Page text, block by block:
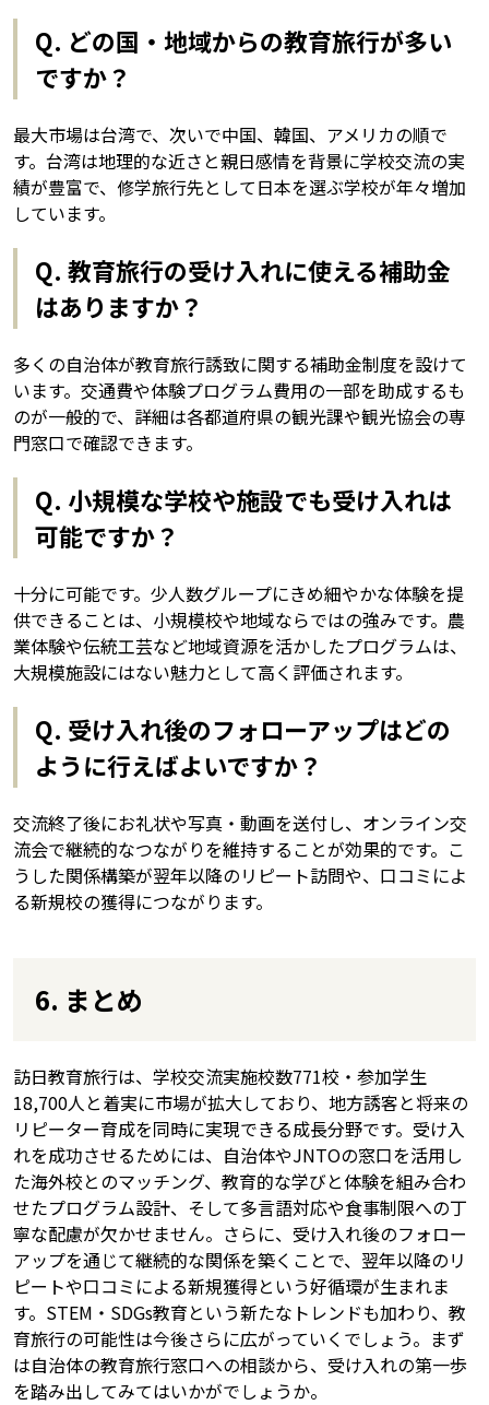
Q. どの国・地域からの教育旅行が多い
ですか？
最大市場は台湾で、次いで中国、韓国、アメリカの順で
す。台湾は地理的な近さと親日感情を背景に学校交流の実
績が豊富で、修学旅行先として日本を選ぶ学校が年々増加
しています。
Q. 教育旅行の受け入れに使える補助金
はありますか？
多くの自治体が教育旅行誘致に関する補助金制度を設けて
います。交通費や体験プログラム費用の一部を助成するも
のが一般的で、詳細は各都道府県の観光課や観光協会の専
門窓口で確認できます。
Q. 小規模な学校や施設でも受け入れは
可能ですか？
十分に可能です。少人数グループにきめ細やかな体験を提
供できることは、小規模校や地域ならではの強みです。農
業体験や伝統工芸など地域資源を活かしたプログラムは、
大規模施設にはない魅力として高く評価されます。
Q. 受け入れ後のフォローアップはどの
ように行えばよいですか？
交流終了後にお礼状や写真・動画を送付し、オンライン交
流会で継続的なつながりを維持することが効果的です。こ
うした関係構築が翌年以降のリピート訪問や、口コミによ
る新規校の獲得につながります。
6. まとめ
訪日教育旅行は、学校交流実施校数771校・参加学生
18,700人と着実に市場が拡大しており、地方誘客と将来の
リピーター育成を同時に実現できる成長分野です。受け入
れを成功させるためには、自治体やJNTOの窓口を活用し
た海外校とのマッチング、教育的な学びと体験を組み合わ
せたプログラム設計、そして多言語対応や食事制限への丁
寧な配慮が欠かせません。さらに、受け入れ後のフォロー
アップを通じて継続的な関係を築くことで、翌年以降のリ
ピートや口コミによる新規獲得という好循環が生まれま
す。STEM・SDGs教育という新たなトレンドも加わり、教
育旅行の可能性は今後さらに広がっていくでしょう。まず
は自治体の教育旅行窓口への相談から、受け入れの第一歩
を踏み出してみてはいかがでしょうか。